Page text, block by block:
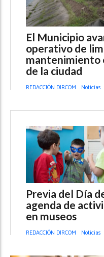
El Municipio
operativo de
mantenimiento
de la ciudad
REDACCIÓN DIRCOM Noticias
Previa del Día
agenda de
en museos
REDACCIÓN DIRCOM Noticias